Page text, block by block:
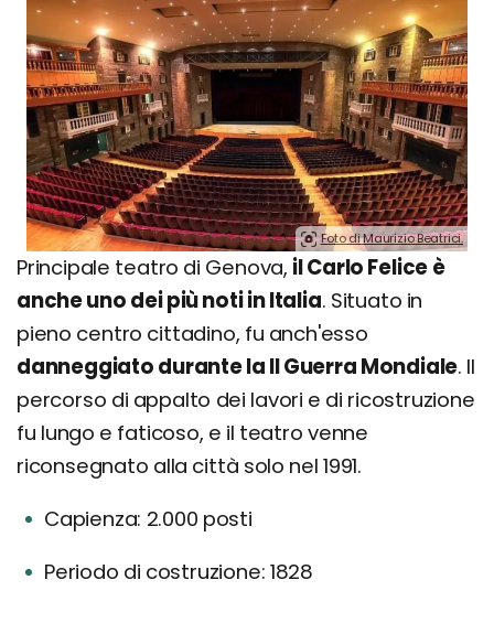
Foto di Maurizio Beatrici.
Principale teatro di Genova, il Carlo Felice è
anche uno dei più noti in Italia. Situato in
pieno centro cittadino, fu anch'esso
danneggiato durante la II Guerra Mondiale. Il
percorso di appalto dei lavori e di ricostruzione
fu lungo e faticoso, e il teatro venne
riconsegnato alla città solo nel 1991.
Capienza: 2.000 posti
Periodo di costruzione: 1828